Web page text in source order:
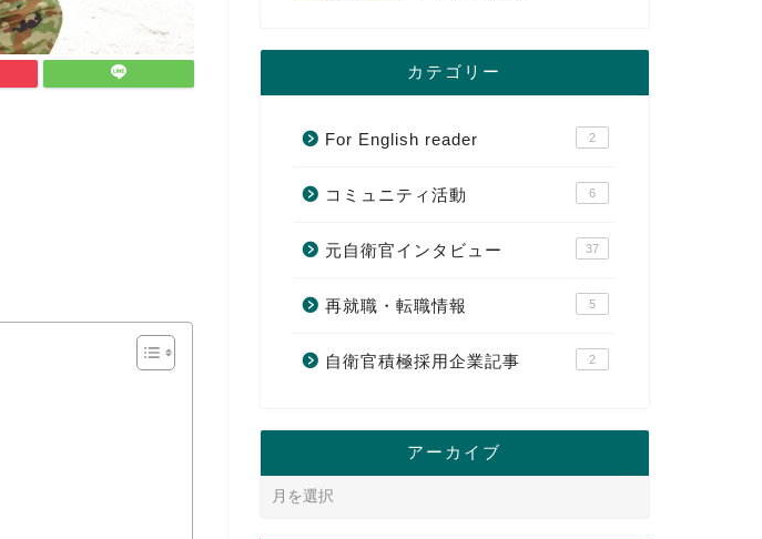
カテゴリー
For English reader 2
コミュニティ活動 6
元自衛官インタビュー 37
再就職・転職情報 5
自衛官積極採用企業記事 2
アーカイブ